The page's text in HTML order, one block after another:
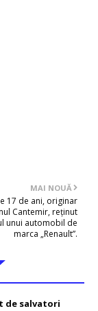
MAI NOUĂ
17 de ani, originar
Cantemir, reținut
unui automobil de
marca „Renault”.
de salvatori